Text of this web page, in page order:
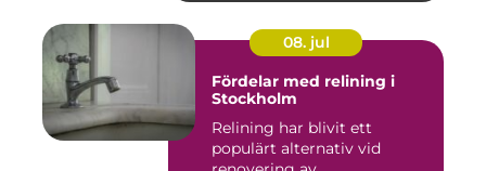
08. jul
Fördelar med relining i
Stockholm
Relining har blivit ett
populärt alternativ vid